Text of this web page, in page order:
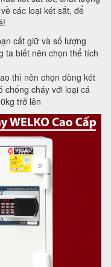
các loại két sắt, để
cất giữ và số lượng
ta biết nên chọn thể tích
thì nên chọn dòng két
chống cháy với loại cá
trở lên